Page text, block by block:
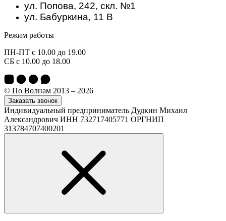
ул. Попова, 242, скл. №1
ул. Бабуркина, 11 В
Режим работы
ПН-ПТ с 10.00 до 19.00
СБ с 10.00 до 18.00
© По Волнам 2013 – 2026
Заказать звонок
Индивидуальный предприниматель Дудкин Михаил
Александрович ИНН 732717405771 ОРГНИП
313784707400201